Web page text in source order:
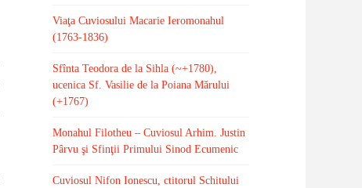
Viaţa Cuviosului Macarie Ieromonahul
(1763-1836)
Sfînta Teodora de la Sihla (~+1780),
ucenica Sf. Vasilie de la Poiana Mărului
(+1767)
Monahul Filotheu – Cuviosul Arhim. Justin
Pârvu şi Sfinţii Primului Sinod Ecumenic
Cuviosul Nifon Ionescu, ctitorul Schitului